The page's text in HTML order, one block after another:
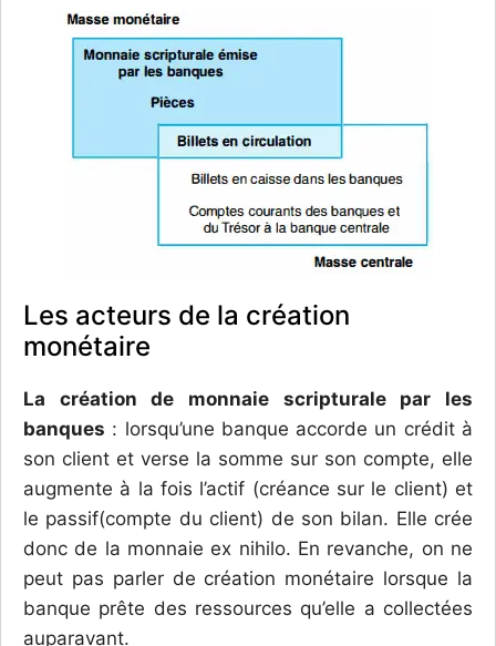
Les acteurs de la création
monétaire
La création de monnaie scripturale par les
banques : lorsqu’une banque accorde un crédit à
son client et verse la somme sur son compte, elle
augmente à la fois l’actif (créance sur le client) et
le passif(compte du client) de son bilan. Elle crée
donc de la monnaie ex nihilo. En revanche, on ne
peut pas parler de création monétaire lorsque la
banque prête des ressources qu’elle a collectées
auparavant.